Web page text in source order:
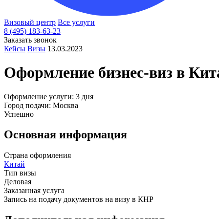
Визовый центр Все услуги
8 (495) 183-63-23
Заказать звонок
Кейсы Визы 13.03.2023
Оформление бизнес-виз в
Оформление услуги: 3 дня
Город подачи: Москва
Успешно
Основная информация
Страна оформления
Китай
Тип визы
Деловая
Заказанная услуга
Запись на подачу документов на визу в КНР